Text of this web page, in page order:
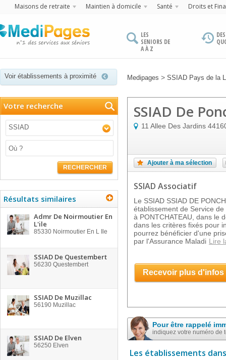
Maisons de retraite Maintien à domicile Santé Droits et
LES
SENIORS DE
A À Z
Voir établissements à proximité Medipages > SSIAD Pays de la
Votre recherche
SSIAD
RECHERCHER
Résultats similaires
Admr De Noirmoutier En
L'ile
85330 Noirmoutier En L Ile
SSIAD De Questembert
56230 Questembert
SSIAD De Muzillac
56190 Muzillac
SSIAD De Elven
56250 Elven
SSIAD De
11 Allee Des Jardins
Ajouter à ma sélection
SSIAD Associatif
Le SSIAD SSIAD DE
établissement de Service
à PONTCHATEAU, dans le
dans les critères fixés pour
pourrez bénéficier d'une
par l'Assurance Maladi Lire
Recevoir plus d'infos
Pour être rappelé
indiquez votre numéro de
Les établissements